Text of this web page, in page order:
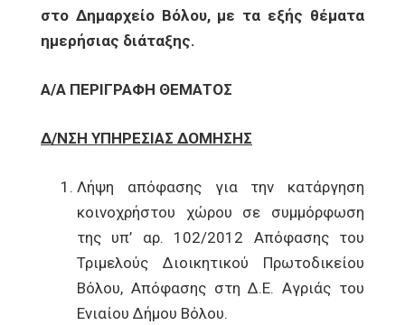
στο Δημαρχείο Βόλου, με τα εξής θέματα
ημερήσιας διάταξης.
Α/Α ΠΕΡΙΓΡΑΦΗ ΘΕΜΑΤΟΣ
Δ/ΝΣΗ ΥΠΗΡΕΣΙΑΣ ΔΟΜΗΣΗΣ
Λήψη απόφασης για την κατάργηση
κοινοχρήστου χώρου σε συμμόρφωση
της υπ’ αρ. 102/2012 Απόφασης του
Τριμελούς Διοικητικού Πρωτοδικείου
Βόλου, Απόφασης στη Δ.Ε. Αγριάς του
Ενιαίου Δήμου Βόλου.